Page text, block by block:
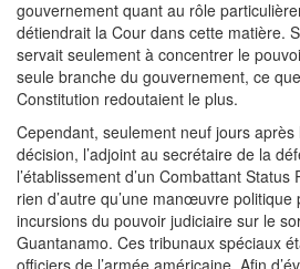
gouvernement quant au rôle
détiendrait la Cour dans cette matière.
servait seulement à concentrer le
seule branche du gouvernement, ce
Constitution redoutaient le plus.
Cependant, seulement neuf jours après
décision, l’adjoint au secrétaire de la
l’établissement d’un Combattant
rien d’autre qu’une manœuvre
incursions du pouvoir judiciaire sur le
Guantanamo. Ces tribunaux spéciaux
officiers de l’armée américaine. Afin